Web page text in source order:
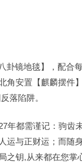
卦镜地毯】，配合
安置【麒麟摆件
落陷阱。
都需谨记：驹齿
运与正财运；而随
之钥,从来都在您掌